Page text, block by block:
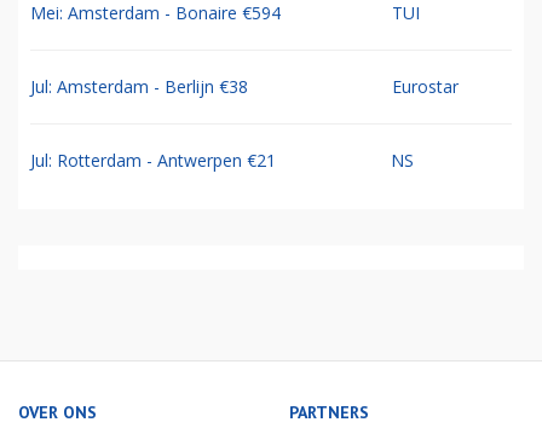
Mei: Amsterdam - Bonaire €594 TUI
Jul: Amsterdam - Berlijn €38 Eurostar
Jul: Rotterdam - Antwerpen €21 NS
OVER ONS PARTNERS